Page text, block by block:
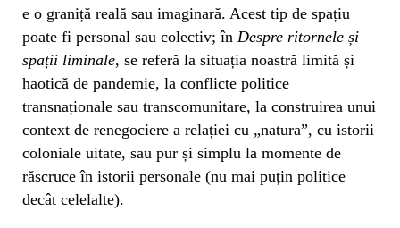
e o graniță reală sau imaginară. Acest tip de spațiu
poate fi personal sau colectiv; în Despre ritornele și
spații liminale, se referă la situația noastră limită și
haotică de pandemie, la conflicte politice
transnaționale sau transcomunitare, la construirea unui
context de renegociere a relației cu „natura”, cu istorii
coloniale uitate, sau pur și simplu la momente de
răscruce în istorii personale (nu mai puțin politice
decât celelalte).